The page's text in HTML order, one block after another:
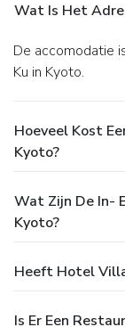
Wat Is Het
De accomodatie is gelegen op 5 Mibubojou-Cho, Nakagyo-
Ku in Kyoto.
Hoeveel Kost
Kyoto?
Wat Zijn De In-
Kyoto?
Heeft Hotel
Is Er Een